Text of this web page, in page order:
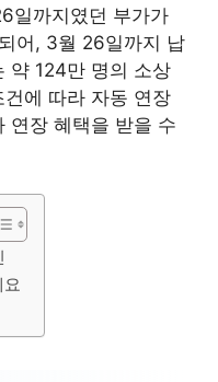
일까지였던 부가가
어, 3월 26일까지 납
약 124만 명의 소상
에 따라 자동 연장
연장 혜택을 받을 수
요